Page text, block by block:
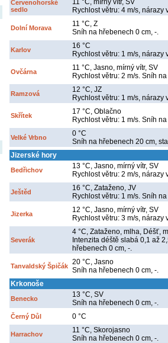
Červenohorské
sedlo
11 °C, mírný vítr, SV
Rychlost větru: 4 m/s, nárazy
Dolní Morava
11 °C, Z
Sníh na hřebenech 0 cm, -.
Karlov
16 °C
Rychlost větru: 1 m/s, nárazy
Ovčárna
11 °C, Jasno, mírný vítr, SV
Rychlost větru: 2 m/s. Sníh
Ramzová
12 °C, JZ
Rychlost větru: 1 m/s, nárazy
Skřítek
17 °C, Oblačno
Rychlost větru: 1 m/s. Sníh
Velké Vrbno
0 °C
Sníh na hřebenech 20 cm,
Jizerské hory
Bedřichov
13 °C, Jasno, mírný vítr, SV
Rychlost větru: 2 m/s, nárazy
Ještěd
16 °C, Zataženo, JV
Rychlost větru: 1 m/s. Sníh
Jizerka
12 °C, Jasno, mírný vítr, SV
Rychlost větru: 3 m/s, nárazy
Severák
4 °C, Zataženo, mlha, Déšť,
Intenzita déště slabá 0,1 až
hřebenech 0 cm, -.
Tanvaldský Špičák 20 °C, Jasno
Sníh na hřebenech 0 cm, -.
Krkonoše
Benecko
13 °C, SV
Sníh na hřebenech 0 cm, -.
Černý Důl 0 °C
Harrachov
11 °C, Skorojasno
Sníh na hřebenech 0 cm, -.